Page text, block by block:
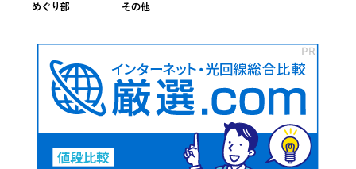
めぐり部 その他